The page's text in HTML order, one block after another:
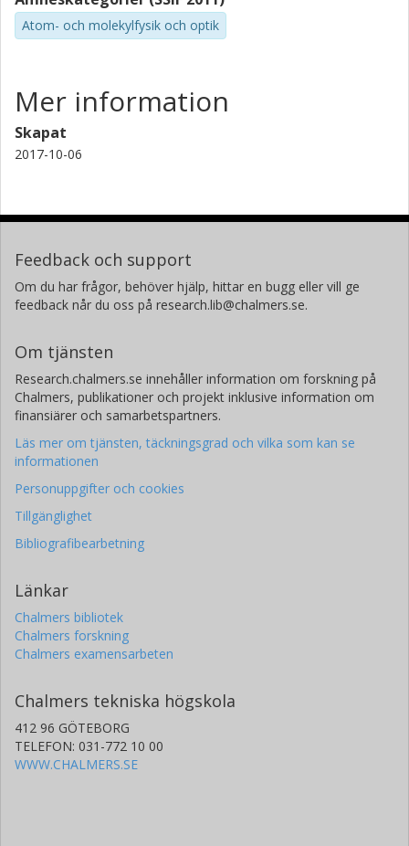
Atom- och molekylfysik och optik
Mer information
Skapat
2017-10-06
Feedback och support
Om du har frågor, behöver hjälp, hittar en bugg eller vill ge
feedback når du oss på research.lib@chalmers.se.
Om tjänsten
Research.chalmers.se innehåller information om forskning på
Chalmers, publikationer och projekt inklusive information om
finansiärer och samarbetspartners.
Läs mer om tjänsten, täckningsgrad och vilka som kan se
informationen
Personuppgifter och cookies
Tillgänglighet
Bibliografibearbetning
Länkar
Chalmers bibliotek
Chalmers forskning
Chalmers examensarbeten
Chalmers tekniska högskola
412 96 GÖTEBORG
TELEFON: 031-772 10 00
WWW.CHALMERS.SE